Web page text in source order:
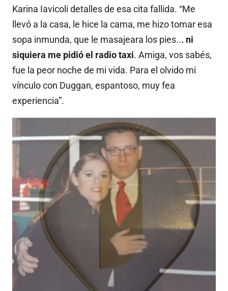
Karina Iavicoli detalles de esa cita fallida. “Me
llevó a la casa, le hice la cama, me hizo tomar esa
sopa inmunda, que le masajeara los pies... ni
siquiera me pidió el radio taxi. Amiga, vos sabés,
fue la peor noche de mi vida. Para el olvido mi
vínculo con Duggan, espantoso, muy fea
experiencia”.